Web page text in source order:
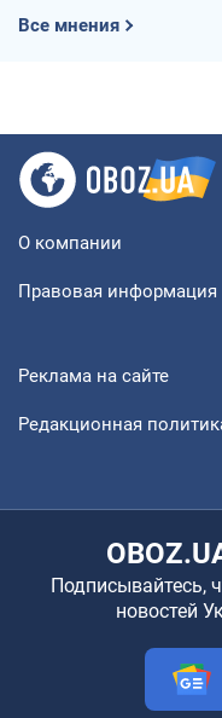
Все мнения
О компании
Правовая информация
Реклама на сайте
Редакционная
Подписывайтесь,
новостей